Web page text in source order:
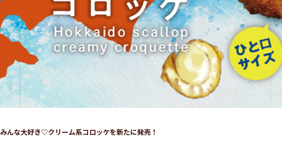
みんな大好き♡クリーム系コロッケを新たに発売！